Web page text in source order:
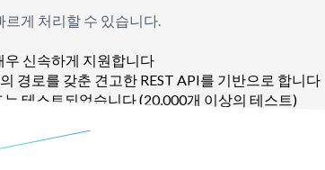
르게 처리할 수 있습니다.
신속하게 지원합니다
경로를 갖춘 견고한 REST API를 기반으로 합니다
는 테스트되었습니다 (20,000개 이상의 테스트)